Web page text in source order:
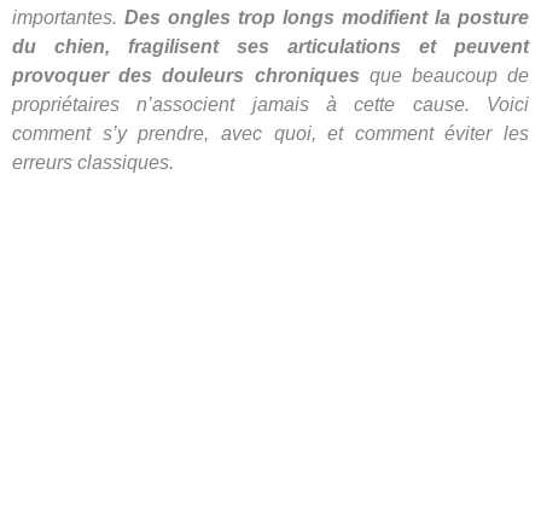
importantes. Des ongles trop longs modifient la posture
du chien, fragilisent ses articulations et peuvent
provoquer des douleurs chroniques que beaucoup de
propriétaires n’associent jamais à cette cause. Voici
comment s’y prendre, avec quoi, et comment éviter les
erreurs classiques.